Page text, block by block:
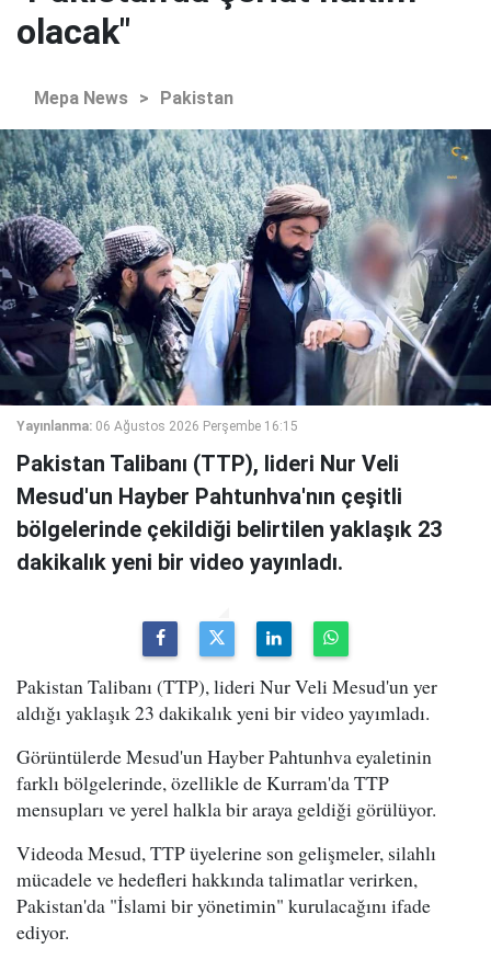
olacak"
Mepa News > Pakistan
Yayınlanma: 06 Ağustos 2026 Perşembe 16:15
Pakistan Talibanı (TTP), lideri Nur Veli
Mesud'un Hayber Pahtunhva'nın çeşitli
bölgelerinde çekildiği belirtilen yaklaşık 23
dakikalık yeni bir video yayınladı.
Pakistan Talibanı (TTP), lideri Nur Veli Mesud'un yer
aldığı yaklaşık 23 dakikalık yeni bir video yayımladı.
Görüntülerde Mesud'un Hayber Pahtunhva eyaletinin
farklı bölgelerinde, özellikle de Kurram'da TTP
mensupları ve yerel halkla bir araya geldiği görülüyor.
Videoda Mesud, TTP üyelerine son gelişmeler, silahlı
mücadele ve hedefleri hakkında talimatlar verirken,
Pakistan'da "İslami bir yönetimin" kurulacağını ifade
ediyor.